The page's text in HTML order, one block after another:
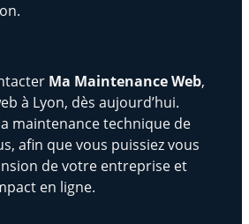
Ma Maintenance Web,
à Lyon, dès aujourd’hui.
maintenance technique de
afin que vous puissiez vous
de votre entreprise et
en ligne.